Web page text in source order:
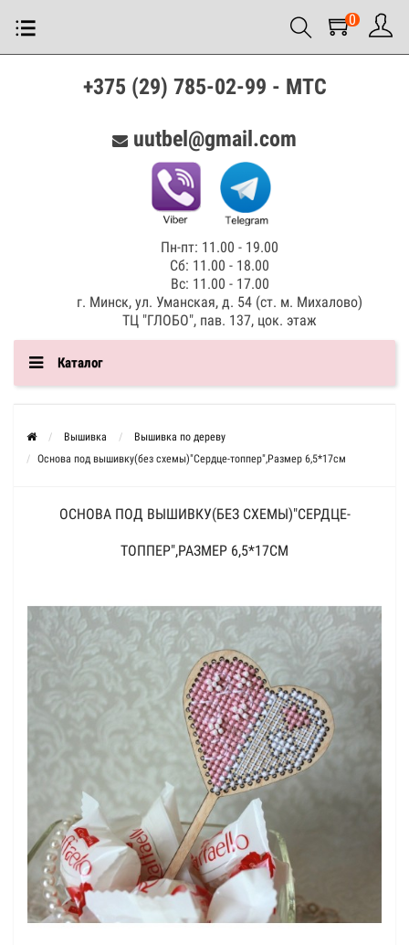
0
+375 (29) 785-02-99 - МТС
uutbel@gmail.com
Пн-пт: 11.00 - 19.00
Сб: 11.00 - 18.00
Вс: 11.00 - 17.00
г. Минск, ул. Уманская, д. 54 (ст. м. Михалово)
ТЦ "ГЛОБО", пав. 137, цок. этаж
Каталог
Вышивка
Вышивка по дереву
Основа под вышивку(без схемы)"Сердце-топпер",Размер 6,5*17см
ОСНОВА ПОД ВЫШИВКУ(БЕЗ СХЕМЫ)"СЕРДЦЕ-
ТОППЕР",РАЗМЕР 6,5*17СМ